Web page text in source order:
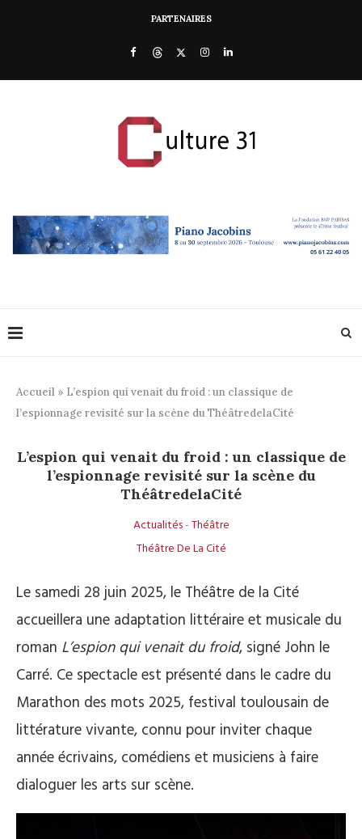
PARTENAIRES
Accueil » L’espion qui venait du froid : un classique de
l’espionnage revisité sur la scène du ThéâtredelaCité
L’espion qui venait du froid : un classique de
l’espionnage revisité sur la scène du
ThéâtredelaCité
Actualités-Théâtre
Théâtre De La Cité
Le samedi 28 juin 2025, le Théâtre de la Cité
accueillera une adaptation littéraire et musicale du
roman L’espion qui venait du froid, signé John le
Carré. Ce spectacle est présenté dans le cadre du
Marathon des mots 2025, festival toulousain de
littérature vivante, connu pour inviter chaque
année écrivains, comédiens et musiciens à faire
dialoguer les arts sur scène.